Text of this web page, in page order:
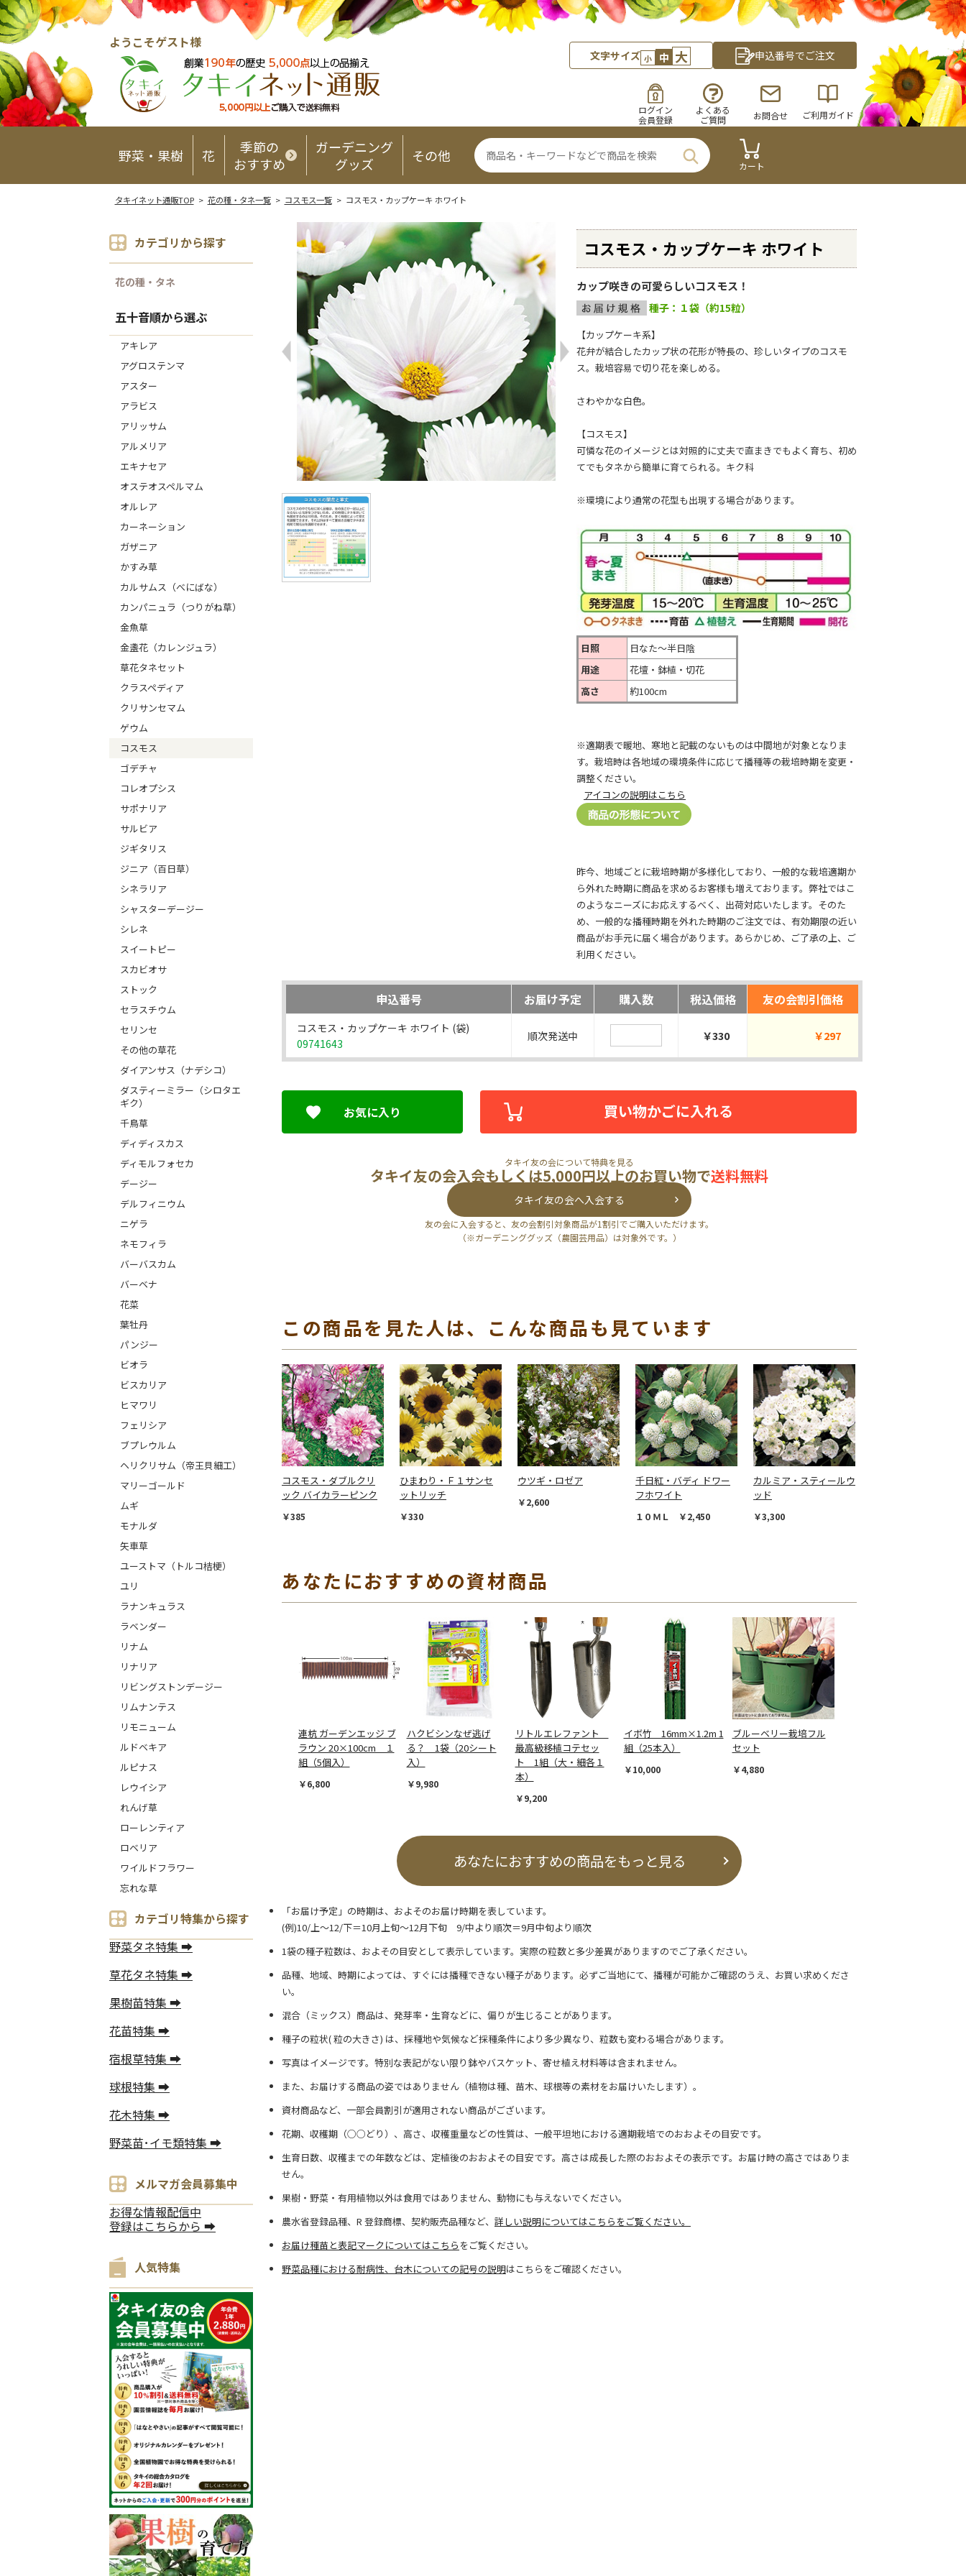
ようこそゲスト様
文字サイズ 小 中 大 申込番号でご注文
ログイン
会員登録
よくある
ご質問
お問合せ ご利用ガイド
野菜・果樹 花
季節の
おすすめ
ガーデニング
グッズ
その他
カート
タキイネット通販TOP> 花の種・タネ一覧> コスモス一覧> コスモス・カップケーキ ホワイト
カテゴリから探す
花の種・タネ
五十音順から選ぶ
アキレア
アグロステンマ
アスター
アラビス
アリッサム
アルメリア
エキナセア
オステオスペルマム
オルレア
カーネーション
ガザニア
かすみ草
カルサムス（べにばな）
カンパニュラ（つりがね草）
金魚草
金盞花（カレンジュラ）
草花タネセット
クラスペディア
クリサンセマム
ゲウム
コスモス
ゴデチャ
コレオプシス
サポナリア
サルビア
ジギタリス
ジニア（百日草）
シネラリア
シャスターデージー
シレネ
スイートピー
スカビオサ
ストック
セラスチウム
セリンセ
その他の草花
ダイアンサス（ナデシコ）
ダスティーミラー（シロタエ
ギク）
千鳥草
ディディスカス
ディモルフォセカ
デージー
デルフィニウム
ニゲラ
ネモフィラ
バーバスカム
バーベナ
花菜
葉牡丹
パンジー
ビオラ
ビスカリア
ヒマワリ
フェリシア
ブプレウルム
ヘリクリサム（帝王貝細工）
マリーゴールド
ムギ
モナルダ
矢車草
ユーストマ（トルコ桔梗）
ユリ
ラナンキュラス
ラベンダー
リナム
リナリア
リビングストンデージー
リムナンテス
リモニューム
ルドベキア
ルピナス
レウイシア
れんげ草
ローレンティア
ロベリア
ワイルドフラワー
忘れな草
カテゴリ特集から探す
野菜タネ特集 ➡
草花タネ特集 ➡
果樹苗特集 ➡
花苗特集 ➡
宿根草特集 ➡
球根特集 ➡
花木特集 ➡
野菜苗･イモ類特集 ➡
メルマガ会員募集中
お得な情報配信中
登録はこちらから ➡
人気特集
コスモス・カップケーキ ホワイト
カップ咲きの可愛らしいコスモス！
種子：１袋（約15粒）
【カップケーキ系】
花弁が結合したカップ状の花形が特長の、珍しいタイプのコスモ
ス。栽培容易で切り花を楽しめる。
さわやかな白色。
【コスモス】
可憐な花のイメージとは対照的に丈夫で直まきでもよく育ち、初め
てでもタネから簡単に育てられる。キク科
※環境により通常の花型も出現する場合があります。
日照
日なた～半日陰
用途
花壇・鉢植・切花
高さ
約100cm
※適期表で暖地、寒地と記載のないものは中間地が対象となりま
す。栽培時は各地域の環境条件に応じて播種等の栽培時期を変更・
調整ください。
アイコンの説明はこちら
昨今、地域ごとに栽培時期が多様化しており、一般的な栽培適期か
ら外れた時期に商品を求めるお客様も増えております。弊社ではこ
のようなニーズにお応えするべく、出荷対応いたします。そのた
め、一般的な播種時期を外れた時期のご注文では、有効期限の近い
商品がお手元に届く場合があります。あらかじめ、ご了承の上、ご
利用ください。
申込番号 お届け予定 購入数 税込価格 友の会割引価格
コスモス・カップケーキ ホワイト (袋)
09741643
順次発送中 ￥330 ￥297
お気に入り 買い物かごに入れる
タキイ友の会について特典を見る
タキイ友の会入会もしくは5,000円以上のお買い物で送料無料
タキイ友の会へ入会する
友の会に入会すると、友の会割引対象商品が1割引でご購入いただけます。
（※ガーデニンググッズ（農園芸用品）は対象外です。）
この商品を見た人は、こんな商品も見ています
コスモス・ダブルクリ
ック バイカラーピンク
￥385
ひまわり・Ｆ１サンセ
ットリッチ
￥330
ウツギ・ロゼア
￥2,600
千日紅・バディ ドワー
フホワイト
１０ＭＬ ￥2,450
カルミア・スティールウ
ッド
￥3,300
あなたにおすすめの資材商品
連杭 ガーデンエッジ ブ
ラウン 20×100cm １
組（5個入）
￥6,800
ハクビシンなぜ逃げ
る？ 1袋（20シート
入）
￥9,980
リトルエレファント
最高級移植コテセッ
ト 1組（大・細各１
本）
￥9,200
イボ竹 16mm×1.2m 1
組（25本入）
￥10,000
ブルーベリー栽培フル
セット
￥4,880
あなたにおすすめの商品をもっと見る
「お届け予定」の時期は、およそのお届け時期を表しています。
(例)10/上～12/下＝10月上旬～12月下旬 9/中より順次＝9月中旬より順次
1袋の種子粒数は、およその目安として表示しています。実際の粒数と多少差異がありますのでご了承ください。
品種、地域、時期によっては、すぐには播種できない種子があります。必ずご当地にて、播種が可能かご確認のうえ、お買い求めくださ
い。
混合（ミックス）商品は、発芽率・生育などに、偏りが生じることがあります。
種子の粒状( 粒の大きさ) は、採種地や気候など採種条件により多少異なり、粒数も変わる場合があります。
写真はイメージです。特別な表記がない限り鉢やバスケット、寄せ植え材料等は含まれません。
また、お届けする商品の姿ではありません（植物は種、苗木、球根等の素材をお届けいたします）。
資材商品など、一部会員割引が適用されない商品がございます。
花期、収穫期（○○どり）、高さ、収穫重量などの性質は、一般平坦地における適期栽培でのおおよその目安です。
生育日数、収穫までの年数などは、定植後のおおよその目安です。高さは成長した際のおおよその表示です。お届け時の高さではありま
せん。
果樹・野菜・有用植物以外は食用ではありません、動物にも与えないでください。
農水省登録品種、R 登録商標、契約販売品種など、 詳しい説明についてはこちらをご覧ください。
お届け種苗と表記マークについてはこちら をご覧ください。
野菜品種における耐病性、台木についての記号の説明はこちらをご確認ください。